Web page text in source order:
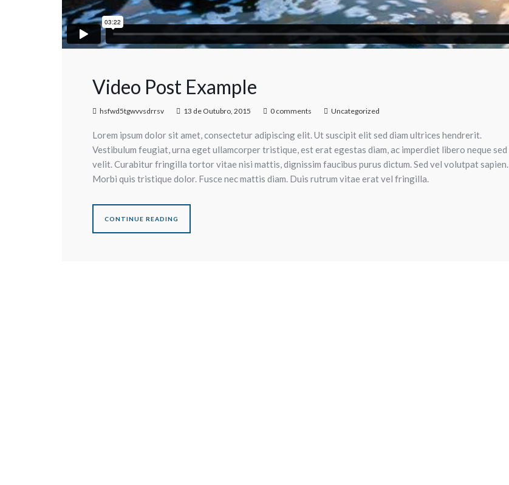
Video Post Example
hsfwd5tgwvvsdrrsv 13 de Outubro, 2015 0 comments Uncategorized
Lorem ipsum dolor sit amet, consectetur adipiscing elit. Ut suscipit elit sed diam ultrices hendrerit.
Vestibulum feugiat, urna eget ullamcorper tristique, est erat egestas diam, ac imperdiet libero neque sed
velit. Curabitur fringilla tortor vitae nisi mattis, dignissim faucibus purus dictum. Sed vel volutpat sapien.
Morbi quis tristique dolor. Fusce nec mattis diam. Duis rutrum vitae erat vel fringilla.
CONTINUE READING